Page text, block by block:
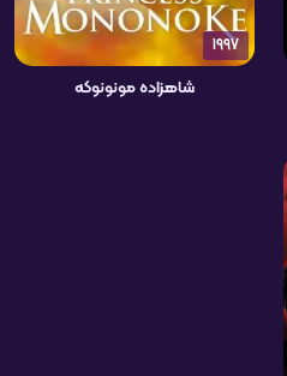
1997
شاهزاده مونونوکه